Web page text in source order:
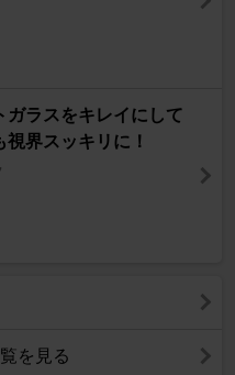
ガラスをキレイにして
視界スッキリに！
を見る